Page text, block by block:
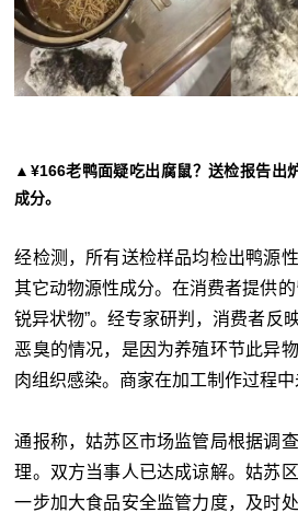
▲¥166老鸭面疑吃出腐鼠？送检报告出
成分。
经检测，所有送检样品均检出鸭源
其它动物源性成分。在消费者提供
锐异状物”。经专家研判，消费者反
恶臭的情况，是因为养殖环节此异
肉组织感染。商家在加工制作过程中
通报称，姑苏区市场监管局根据调
理。双方当事人已达成谅解。姑苏
一步加大食品安全监管力度，及时